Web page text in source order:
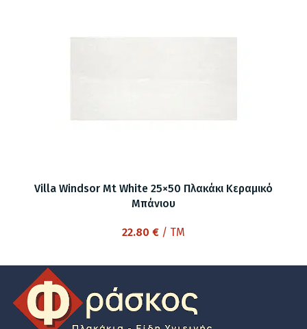
Villa Windsor Mt White 25×50 Πλακάκι Κεραμικό
Μπάνιου
22.80 € / TM